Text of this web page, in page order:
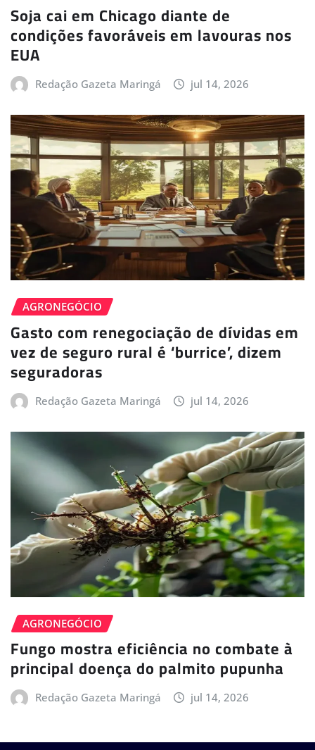
Soja cai em Chicago diante de
condições favoráveis em lavouras nos
EUA
Redação Gazeta Maringá jul 14, 2026
AGRONEGÓCIO
Gasto com renegociação de dívidas em
vez de seguro rural é ‘burrice’, dizem
seguradoras
Redação Gazeta Maringá jul 14, 2026
AGRONEGÓCIO
Fungo mostra eficiência no combate à
principal doença do palmito pupunha
Redação Gazeta Maringá jul 14, 2026